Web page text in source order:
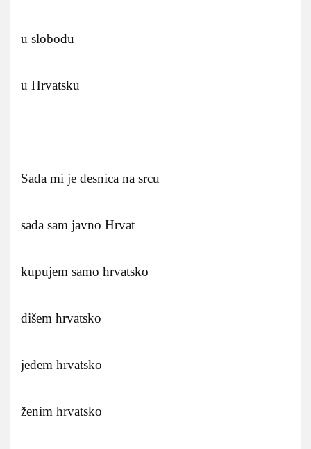
u slobodu
u Hrvatsku
Sada mi je desnica na srcu
sada sam javno Hrvat
kupujem samo hrvatsko
dišem hrvatsko
jedem hrvatsko
ženim hrvatsko